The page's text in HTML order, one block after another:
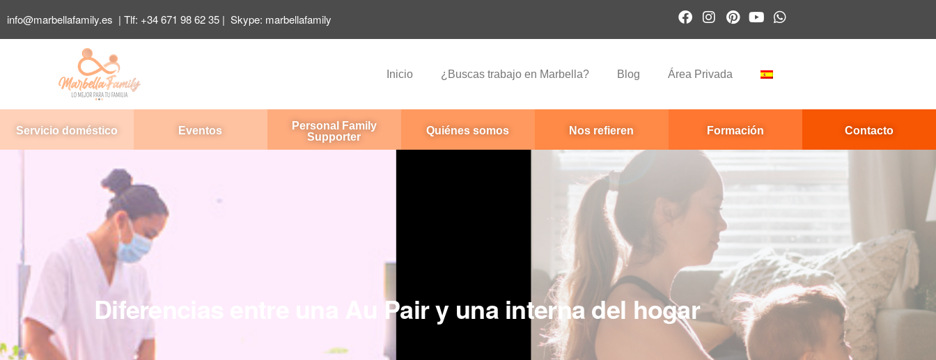
info@marbellafamily.es | Tlf: +34 671 98 62 35 | Skype: marbellafamily
Inicio ¿Buscas trabajo en Marbella? Blog Área Privada
Servicio doméstico Eventos
Personal Family
Supporter
Quiénes somos Nos refieren Formación Contacto
Diferencias entre una Au Pair y una interna del hogar